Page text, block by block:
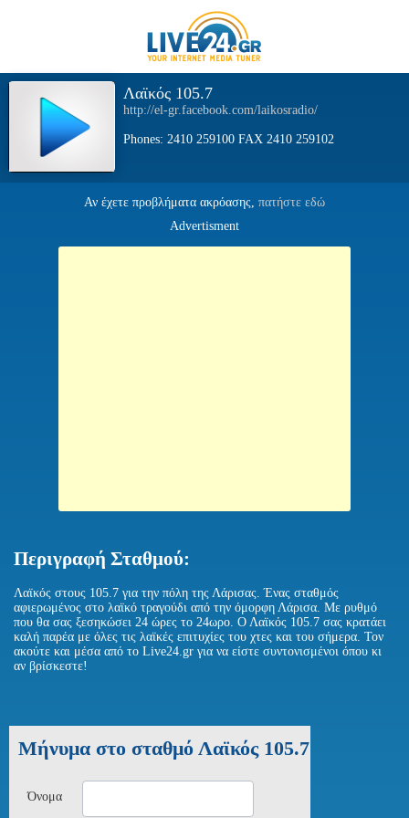
Λαϊκός 105.7
http://el-gr.facebook.com/laikosradio/
Phones: 2410 259100 FAX 2410 259102
Αν έχετε προβλήματα ακρόασης, πατήστε εδώ
Advertisment
Περιγραφή Σταθμού:
Λαϊκός στους 105.7 για την πόλη της Λάρισας. Ένας σταθμός
αφιερωμένος στο λαϊκό τραγούδι από την όμορφη Λάρισα. Με ρυθμό
που θα σας ξεσηκώσει 24 ώρες το 24ωρο. Ο Λαϊκός 105.7 σας κρατάει
καλή παρέα με όλες τις λαϊκές επιτυχίες του χτες και του σήμερα. Τον
ακούτε και μέσα από το Live24.gr για να είστε συντονισμένοι όπου κι
αν βρίσκεστε!
Μήνυμα στο σταθμό Λαϊκός 105.7
Όνομα